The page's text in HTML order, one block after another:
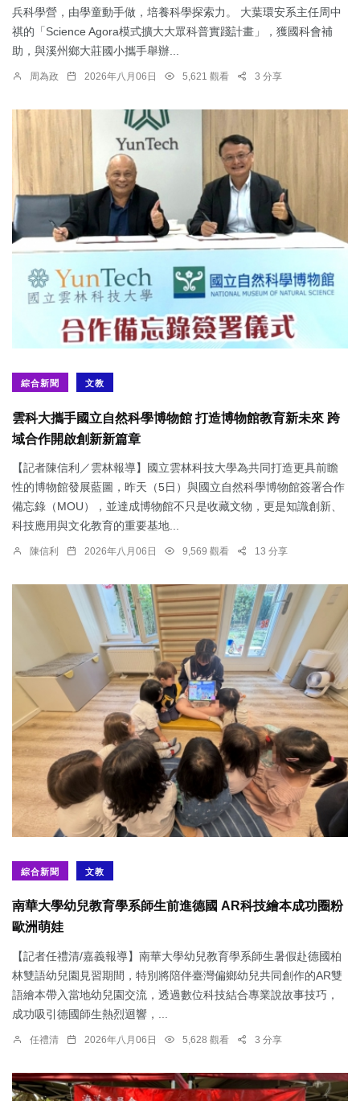
兵科學營，由學童動手做，培養科學探索力。 大葉環安系主任周中
祺的「Science Agora模式擴大大眾科普實踐計畫」，獲國科會補
助，與溪州鄉大莊國小攜手舉辦...
周為政 2026年八月06日 5,621 觀看 3 分享
綜合新聞 文教
雲科大攜手國立自然科學博物館 打造博物館教育新未來 跨
域合作開啟創新新篇章
【記者陳信利／雲林報導】國立雲林科技大學為共同打造更具前瞻
性的博物館發展藍圖，昨天（5日）與國立自然科學博物館簽署合作
備忘錄（MOU），並達成博物館不只是收藏文物，更是知識創新、
科技應用與文化教育的重要基地...
陳信利 2026年八月06日 9,569 觀看 13 分享
綜合新聞 文教
南華大學幼兒教育學系師生前進德國 AR科技繪本成功圈粉
歐洲萌娃
【記者任禮清/嘉義報導】南華大學幼兒教育學系師生暑假赴德國柏
林雙語幼兒園見習期間，特別將陪伴臺灣偏鄉幼兒共同創作的AR雙
語繪本帶入當地幼兒園交流，透過數位科技結合專業說故事技巧，
成功吸引德國師生熱烈迴響，...
任禮清 2026年八月06日 5,628 觀看 3 分享